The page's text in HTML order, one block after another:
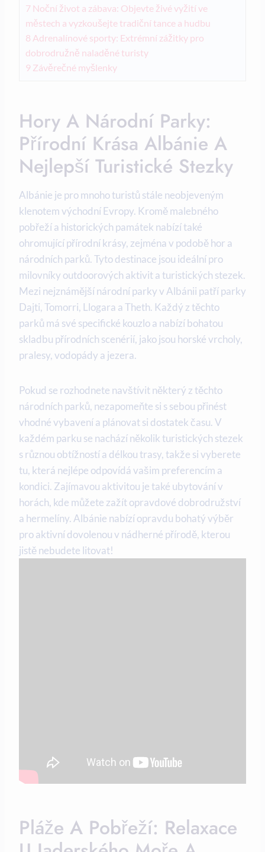
7 Noční⁢ život ⁣a zábava: Objevte živé ⁣vyžití ​ve
městech ​a vyzkoušejte tradiční tance ⁤a hudbu
8 Adrenalínové sporty: Extrémní zážitky pro‌
dobrodružně naladěné turisty
9 Závěrečné‌ myšlenky
Hory A Národní Parky:
⁤Přírodní Krása Albánie A
Nejlepší⁤ Turistické Stezky
Albánie je‍ pro mnoho‍ turistů stále neobjeveným
klenotem východní‌ Evropy. Kromě malebného
pobřeží a historických památek nabízí také
ohromující‍ přírodní krásy, zejména⁢ v ⁢podobě hor ⁤a⁢
národních parků. ⁣Tyto destinace jsou ⁤ideální pro⁢
milovníky outdoorových aktivit a turistických stezek.
Mezi⁢ nejznámější národní parky v ⁢Albánii patří⁢ parky
Dajti, ‍Tomorri, Llogara a Theth. Každý z těchto
parků⁢ má své specifické⁢ kouzlo ​a nabízí⁣ bohatou
skladbu⁢ přírodních scenérií, jako jsou horské‍ vrcholy,
pralesy, vodopády a ‍jezera.
Pokud⁣ se rozhodnete navštívit ⁤některý z těchto
národních parků, nezapomeňte si s sebou přinést
vhodné vybavení a plánovat si dostatek času. ⁢V⁤
každém parku se nachází⁣ několik turistických⁣ stezek
s různou obtížností ‍a délkou trasy,⁣ takže ‌si vyberete
tu,‌ která nejlépe odpovídá vašim ‌preferencím a
kondici. Zajímavou aktivitou je také ubytování⁢ v
⁢horách, kde můžete ‍zažít opravdové dobrodružství
a hermelíny. Albánie nabízí​ opravdu bohatý výběr
pro aktivní​ dovolenou v⁢ nádherné přírodě, kterou
jistě nebudete litovat!
Pláže A ⁢pobřeží: Relaxace